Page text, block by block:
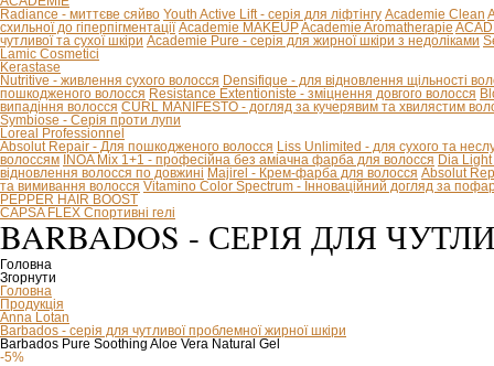
Radiance - миттєве сяйво Youth Active Lift - серія для ліфтінгу Academie Clean
схильної до гіперпігментації Academie MAKEUPAcademie Aromatherapie
чутливої та сухої шкіри Academie Pure - серія для жирної шкіри з недоліками
Lamic Cosmetici
Kerastase
Nutritive - живлення сухого волосся Densifique - для відновлення щільності
пошкодженого волосся Resistance Extentioniste - зміцнення довгого волосся
випадіння волосся CURL MANIFESTO - догляд за кучерявим та хвилястим
Symbiose - Серія проти лупи
Loreal Professionnel
Absolut Repair - Для пошкодженого волосся Liss Unlimited - для сухого та
волоссям INOA Mix 1+1 - професійна без аміачна фарба для волосся Dia Light
відновлення волосся по довжині Majirel - Крем-фарба для волосся Absolut
та вимивання волосся Vitamino Color Spectrum - Інноваційний догляд за
PEPPER HAIR BOOST
CAPSA FLEX Спортивні гелі
BARBADOS - СЕРІЯ ДЛЯ
Головна
Згорнути
Головна
Продукція
Anna Lotan
Barbados - серія для чутливої ​​проблемної жирної шкіри
Barbados Pure Soothing Aloe Vera Natural Gel
-5%